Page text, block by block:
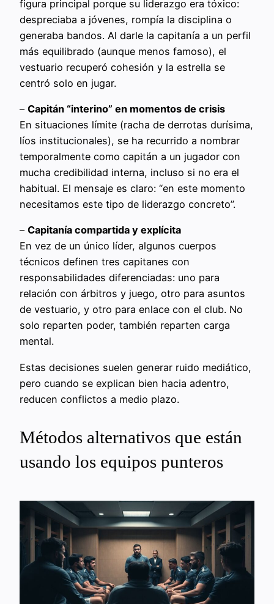
figura principal porque su liderazgo era tóxico:
despreciaba a jóvenes, rompía la disciplina o
generaba bandos. Al darle la capitanía a un perfil
más equilibrado (aunque menos famoso), el
vestuario recuperó cohesión y la estrella se
centró solo en jugar.
– Capitán “interino” en momentos de crisis
En situaciones límite (racha de derrotas durísima,
líos institucionales), se ha recurrido a nombrar
temporalmente como capitán a un jugador con
mucha credibilidad interna, incluso si no era el
habitual. El mensaje es claro: “en este momento
necesitamos este tipo de liderazgo concreto”.
– Capitanía compartida y explícita
En vez de un único líder, algunos cuerpos
técnicos definen tres capitanes con
responsabilidades diferenciadas: uno para
relación con árbitros y juego, otro para asuntos
de vestuario, y otro para enlace con el club. No
solo reparten poder, también reparten carga
mental.
Estas decisiones suelen generar ruido mediático,
pero cuando se explican bien hacia adentro,
reducen conflictos a medio plazo.
Métodos alternativos que están
usando los equipos punteros